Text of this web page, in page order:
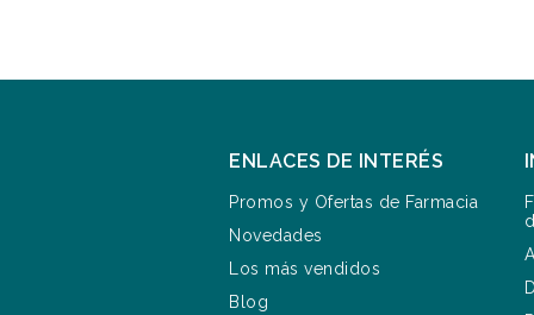
ENLACES DE INTERÉS
Promos y Ofertas de Farmacia
Novedades
Los más vendidos
Blog